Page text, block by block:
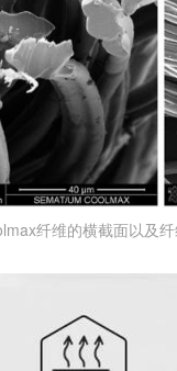
纤维的横截面以及